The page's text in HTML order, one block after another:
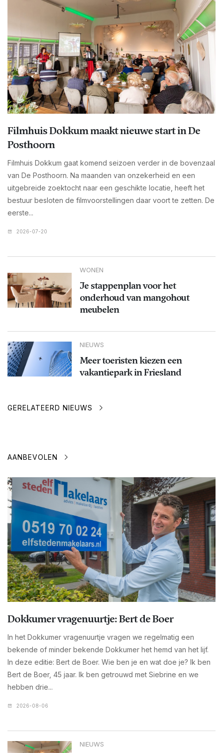
Filmhuis Dokkum maakt nieuwe start in De
Posthoorn
Filmhuis Dokkum gaat komend seizoen verder in de bovenzaal
van De Posthoorn. Na maanden van onzekerheid en een
uitgebreide zoektocht naar een geschikte locatie, heeft het
bestuur besloten de filmvoorstellingen daar voort te zetten. De
eerste...
2026-07-20
WONEN
Je stappenplan voor het
onderhoud van mangohout
meubelen
NIEUWS
Meer toeristen kiezen een
vakantiepark in Friesland
GERELATEERD NIEUWS
AANBEVOLEN
Dokkumer vragenuurtje: Bert de Boer
In het Dokkumer vragenuurtje vragen we regelmatig een
bekende of minder bekende Dokkumer het hemd van het lijf.
In deze editie: Bert de Boer. Wie ben je en wat doe je? Ik ben
Bert de Boer, 45 jaar. Ik ben getrouwd met Siebrine en we
hebben drie...
2026-08-06
NIEUWS